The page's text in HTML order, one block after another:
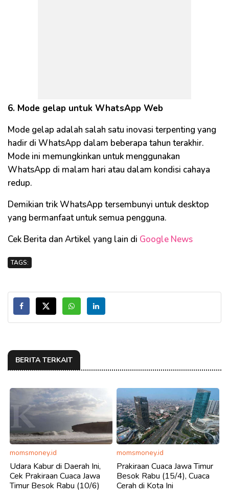
6. Mode gelap untuk WhatsApp Web
Mode gelap adalah salah satu inovasi terpenting yang
hadir di WhatsApp dalam beberapa tahun terakhir.
Mode ini memungkinkan untuk menggunakan
WhatsApp di malam hari atau dalam kondisi cahaya
redup.
Demikian trik WhatsApp tersembunyi untuk desktop
yang bermanfaat untuk semua pengguna.
Cek Berita dan Artikel yang lain di Google News
TAGS:
BERITA TERKAIT
momsmoney.id
Udara Kabur di Daerah Ini,
Cek Prakiraan Cuaca Jawa
Timur Besok Rabu (10/6)
momsmoney.id
Prakiraan Cuaca Jawa Timur
Besok Rabu (15/4), Cuaca
Cerah di Kota Ini